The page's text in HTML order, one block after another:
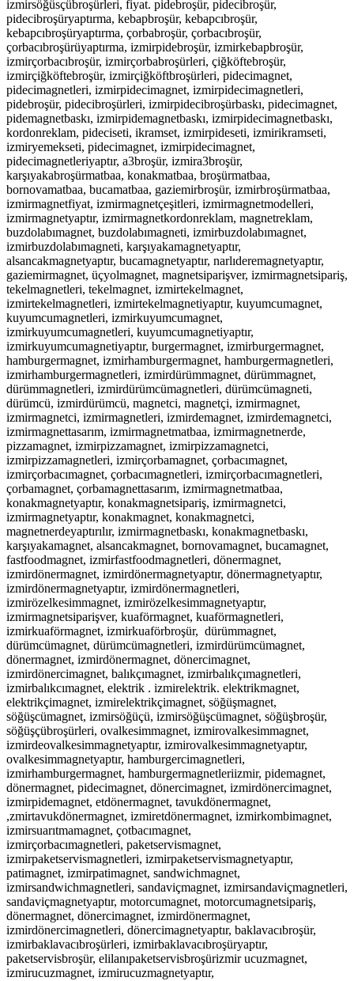
izmirsöğüsçübroşürleri, fiyat. pidebroşür, pidecibroşür,
pidecibroşüryaptırma, kebapbroşür, kebapcıbroşür,
kebapcıbroşüryaptırma, çorbabroşür, çorbacıbroşür,
çorbacıbroşürüyaptırma, izmirpidebroşür, izmirkebapbroşür,
izmirçorbacıbroşür, izmirçorbabroşürleri, çiğköftebroşür,
izmirçiğköftebroşür, izmirçiğköftbroşürleri, pidecimagnet,
pidecimagnetleri, izmirpidecimagnet, izmirpidecimagnetleri,
pidebroşür, pidecibroşürleri, izmirpidecibroşürbaskı, pidecimagnet,
pidemagnetbaskı, izmirpidemagnetbaskı, izmirpidecimagnetbaskı,
kordonreklam, pideciseti, ikramset, izmirpideseti, izmirikramseti,
izmiryemekseti, pidecimagnet, izmirpidecimagnet,
pidecimagnetleriyaptır, a3broşür, izmira3broşür,
karşıyakabroşürmatbaa, konakmatbaa, broşürmatbaa,
bornovamatbaa, bucamatbaa, gaziemirbroşür, izmirbroşürmatbaa,
izmirmagnetfiyat, izmirmagnetçeşitleri, izmirmagnetmodelleri,
izmirmagnetyaptır, izmirmagnetkordonreklam, magnetreklam,
buzdolabımagnet, buzdolabımagneti, izmirbuzdolabımagnet,
izmirbuzdolabımagneti, karşıyakamagnetyaptır,
alsancakmagnetyaptır, bucamagnetyaptır, narlıderemagnetyaptır,
gaziemirmagnet, üçyolmagnet, magnetsiparişver, izmirmagnetsipariş,
tekelmagnetleri, tekelmagnet, izmirtekelmagnet,
izmirtekelmagnetleri, izmirtekelmagnetiyaptır, kuyumcumagnet,
kuyumcumagnetleri, izmirkuyumcumagnet,
izmirkuyumcumagnetleri, kuyumcumagnetiyaptır,
izmirkuyumcumagnetiyaptır, burgermagnet, izmirburgermagnet,
hamburgermagnet, izmirhamburgermagnet, hamburgermagnetleri,
izmirhamburgermagnetleri, izmirdürümmagnet, dürümmagnet,
dürümmagnetleri, izmirdürümcümagnetleri, dürümcümagneti,
dürümcü, izmirdürümcü, magnetci, magnetçi, izmirmagnet,
izmirmagnetci, izmirmagnetleri, izmirdemagnet, izmirdemagnetci,
izmirmagnettasarım, izmirmagnetmatbaa, izmirmagnetnerde,
pizzamagnet, izmirpizzamagnet, izmirpizzamagnetci,
izmirpizzamagnetleri, izmirçorbamagnet, çorbacımagnet,
izmirçorbacımagnet, çorbacımagnetleri, izmirçorbacımagnetleri,
çorbamagnet, çorbamagnettasarım, izmirmagnetmatbaa,
konakmagnetyaptır, konakmagnetsipariş, izmirmagnetci,
izmirmagnetyaptır, konakmagnet, konakmagnetci,
magnetnerdeyaptırılır, izmirmagnetbaskı, konakmagnetbaskı,
karşıyakamagnet, alsancakmagnet, bornovamagnet, bucamagnet,
fastfoodmagnet, izmirfastfoodmagnetleri, dönermagnet,
izmirdönermagnet, izmirdönermagnetyaptır, dönermagnetyaptır,
izmirdönermagnetyaptır, izmirdönermagnetleri,
izmirözelkesimmagnet, izmirözelkesimmagnetyaptır,
izmirmagnetsiparişver, kuaförmagnet, kuaförmagnetleri,
izmirkuaförmagnet, izmirkuaförbroşür, dürümmagnet,
dürümcümagnet, dürümcümagnetleri, izmirdürümcümagnet,
dönermagnet, izmirdönermagnet, dönercimagnet,
izmirdönercimagnet, balıkçımagnet, izmirbalıkçımagnetleri,
izmirbalıkcımagnet, elektrik . izmirelektrik. elektrikmagnet,
elektrikçimagnet, izmirelektrikçimagnet, söğüşmagnet,
söğüşcümagnet, izmirsöğüçü, izmirsöğüşcümagnet, söğüşbroşür,
söğüşçübroşürleri, ovalkesimmagnet, izmirovalkesimmagnet,
izmirdeovalkesimmagnetyaptır, izmirovalkesimmagnetyaptır,
ovalkesimmagnetyaptır, hamburgercimagnetleri,
izmirhamburgermagnet, hamburgermagnetleriizmir, pidemagnet,
dönermagnet, pidecimagnet, dönercimagnet, izmirdönercimagnet,
izmirpidemagnet, etdönermagnet, tavukdönermagnet,
,zmirtavukdönermagnet, izmiretdönermagnet, izmirkombimagnet,
izmirsuarıtmamagnet, çotbacımagnet,
izmirçorbacımagnetleri, paketservismagnet,
izmirpaketservismagnetleri, izmirpaketservismagnetyaptır,
patimagnet, izmirpatimagnet, sandwichmagnet,
izmirsandwichmagnetleri, sandaviçmagnet, izmirsandaviçmagnetleri,
sandaviçmagnetyaptır, motorcumagnet, motorcumagnetsipariş,
dönermagnet, dönercimagnet, izmirdönermagnet,
izmirdönercimagnetleri, dönercimagnetyaptır, baklavacıbroşür,
izmirbaklavacıbroşürleri, izmirbaklavacıbroşüryaptır,
paketservisbroşür, elilanıpaketservisbroşürizmir ucuzmagnet,
izmirucuzmagnet, izmirucuzmagnetyaptır,